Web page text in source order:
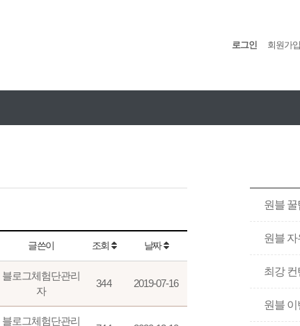
로그인 회원가입
편백포레스트 임시휴
원블 꿀
원블 자
최강 컨
원블 이
글쓴이 조회 날짜
블로그체험단관리
자
344 2019-07-16
블로그체험단관리